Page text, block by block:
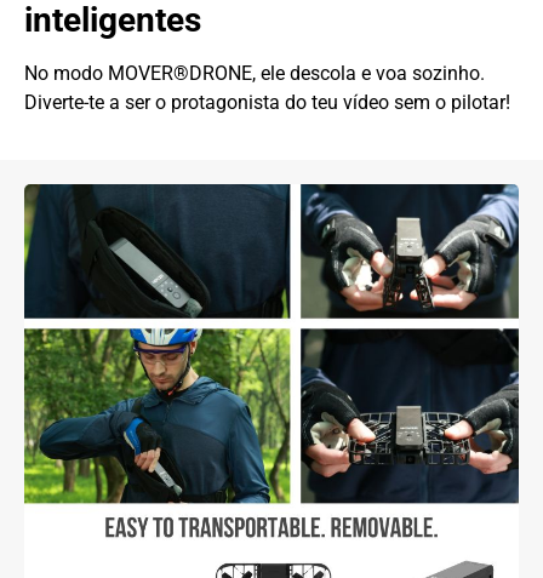
inteligentes
No modo MOVER®DRONE, ele descola e voa sozinho.
Diverte-te a ser o protagonista do teu vídeo sem o pilotar!